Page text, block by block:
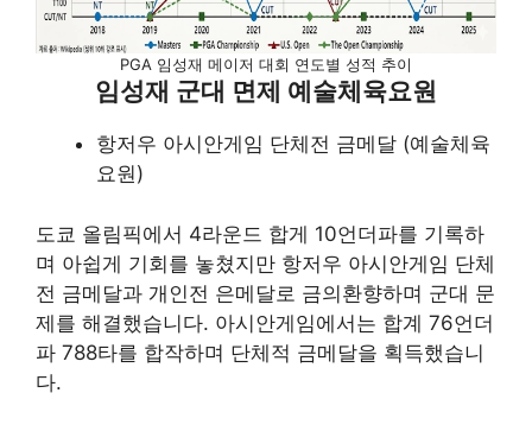
PGA 임성재 메이저 대회 연도별 성적 추이
임성재 군대 면제 예술체육요원
항저우 아시안게임 단체전 금메달 (예술체육
요원)
도쿄 올림픽에서 4라운드 합게 10언더파를 기록하
며 아쉽게 기회를 놓쳤지만 항저우 아시안게임 단체
전 금메달과 개인전 은메달로 금의환향하며 군대 문
제를 해결했습니다. 아시안게임에서는 합계 76언더
파 788타를 합작하며 단체적 금메달을 획득했습니
다.